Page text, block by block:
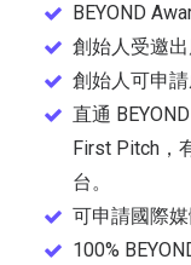
BEYOND
創始人受邀出
創始人可申請
直通
First Pitch，
台。
可申請國際媒
100%